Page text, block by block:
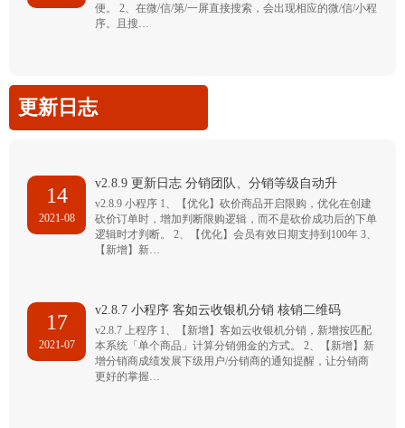
便。 2、在微/信/第/一屏直接搜索，会出现相应的微/信/小程
序。且搜…
更新日志
14
2021-08
v2.8.9 更新日志 分销团队、分销等级自动升
v2.8.9 小程序 1、【优化】砍价商品开启限购，优化在创建
砍价订单时，增加判断限购逻辑，而不是砍价成功后的下单
逻辑时才判断。 2、【优化】会员有效日期支持到100年 3、
【新增】新…
17
2021-07
v2.8.7 小程序 客如云收银机分销 核销二维码
v2.8.7 上程序 1、【新增】客如云收银机分销，新增按匹配
本系统「单个商品」计算分销佣金的方式。 2、【新增】新
增分销商成绩发展下级用户/分销商的通知提醒，让分销商
更好的掌握…